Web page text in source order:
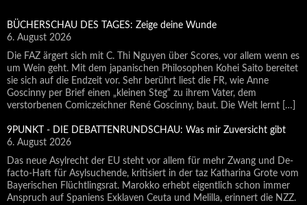
BÜCHERSCHAU DES TAGES: Zeige deine Wunde
6. August 2026
Die FAZ ärgert sich mit C. Thi Nguyen über Scores, vor allem wenn es
um Wein geht. Mit dem japanischen Philosophen Kohei Saito bereitet
sie sich auf die Endzeit vor. Sehr berührt liest die FR, wie Anne
Goscinny per Brief einen „kleinen Steg“ zu ihrem Vater, dem
verstorbenen Comiczeichner René Goscinny, baut. Die Welt lernt […]
9PUNKT - DIE DEBATTENRUNDSCHAU: Was mir Zuversicht gibt
6. August 2026
Das neue Asylrecht der EU steht vor allem für mehr Zwang und De-
facto-Haft für Asylsuchende, kritisiert in der taz Katharina Grote vom
Bayerischen Flüchtlingsrat. Marokko erhebt eigentlich schon immer
Anspruch auf Spaniens Exklaven Ceuta und Melilla, erinnert die NZZ.